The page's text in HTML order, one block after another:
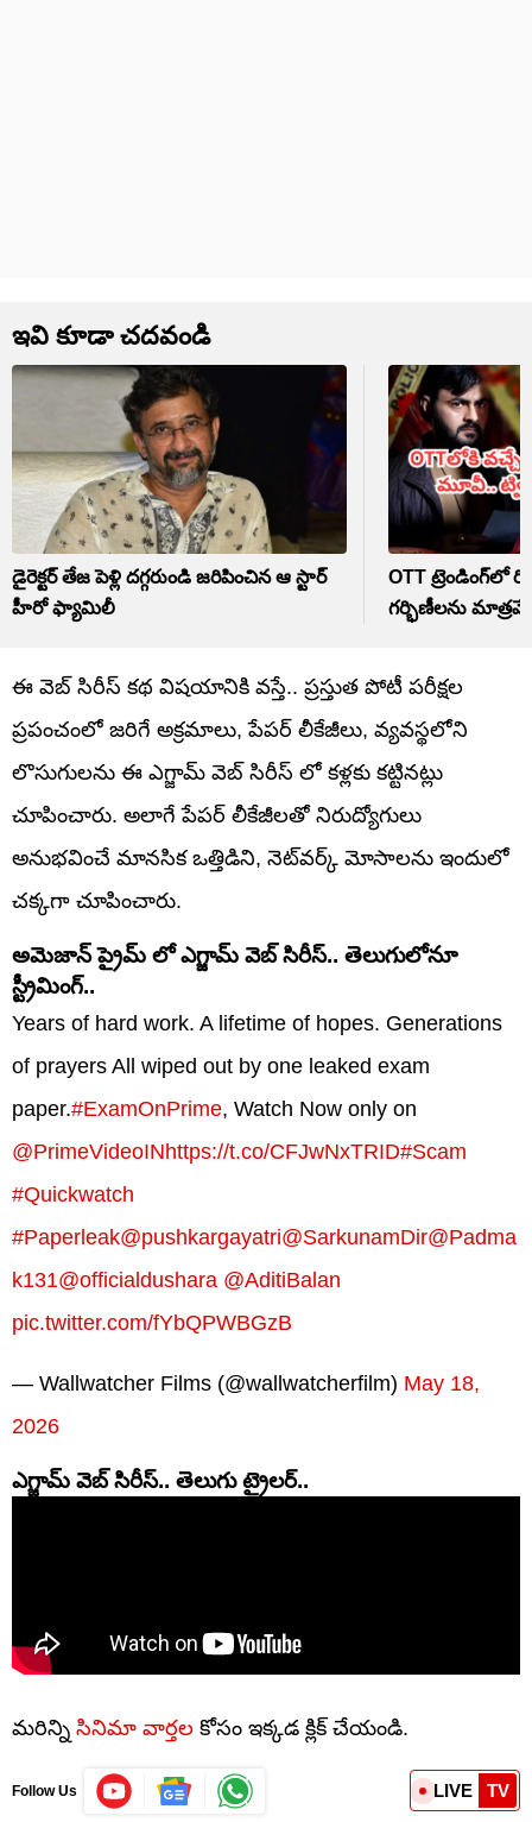
ఇవి కూడా చదవండి
డైరెక్టర్ తేజ పెళ్లి దగ్గరుండి జరిపించిన ఆ స్టార్
హీరో ఫ్యామిలీ
OTT ట్రెండింగ్‌లో
గర్భిణీలను
ఈ వెబ్ సిరీస్ కథ విషయానికి వస్తే.. ప్రస్తుత పోటీ పరీక్షల
ప్రపంచంలో జరిగే అక్రమాలు, పేపర్ లీకేజీలు, వ్యవస్థలోని
లొసుగులను ఈ ఎగ్జామ్ వెబ్ సిరీస్ లో కళ్లకు కట్టినట్లు
చూపించారు. అలాగే పేపర్ లీకేజీలతో నిరుద్యోగులు
అనుభవించే మానసిక ఒత్తిడిని, నెట్‌వర్క్ మోసాలను ఇందులో
చక్కగా చూపించారు.
అమెజాన్ ప్రైమ్ లో ఎగ్జామ్ వెబ్ సిరీస్.. తెలుగులోనూ
స్ట్రీమింగ్..
Years of hard work. A lifetime of hopes. Generations
of prayers All wiped out by one leaked exam
paper.#ExamOnPrime, Watch Now only on
@PrimeVideoINhttps://t.co/CFJwNxTRID#Scam
#Quickwatch
#Paperleak@pushkargayatri@SarkunamDir@Padma
k131@officialdushara @AditiBalan
pic.twitter.com/fYbQPWBGzB
— Wallwatcher Films (@wallwatcherfilm) May 18,
2026
ఎగ్జామ్ వెబ్ సిరీస్.. తెలుగు ట్రైలర్..
మరిన్ని సినిమా వార్తల కోసం ఇక్కడ క్లిక్ చేయండి.
Follow Us LIVE TV